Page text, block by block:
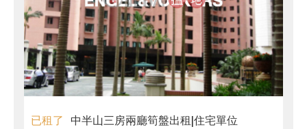
已租了 中半山三房兩廳筍盤出租|住宅單位